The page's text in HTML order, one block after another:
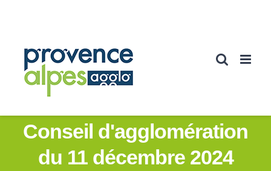
Conseil d'agglomération
du 11 décembre 2024